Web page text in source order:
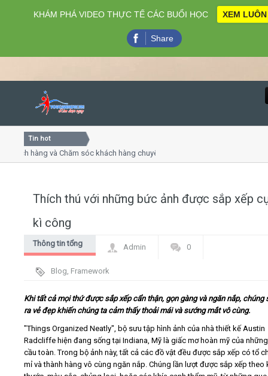
Close
Home
Video
Kiến thức
Liên hệ - Đăng ký
Tin hot
hàng và Chăm sóc khách hàng chuyên nghiệp
Thích thú với những bức ảnh được sắp xếp
kì công
Thông tin tổng
Admin 0
Blog, Framework
Khi tất cả mọi thứ được sắp xếp cẩn thận, gọn gàng và ngăn nắp, chúng
ra vẻ đẹp khiến chúng ta cảm thấy thoải mái và sướng mắt vô cùng.
"Things Organized Neatly", bộ sưu tập hình ảnh của nhà thiết kế Austin
Radcliffe hiện đang sống tại Indiana, Mỹ là giấc mơ hoàn mỹ của
cầu toàn. Trong bộ ảnh này, tất cả các đồ vật đều được sắp xếp có tổ
mỉ và thành hàng vô cùng ngăn nắp. Chúng lần lượt được sắp xếp theo
KHÁM PHÁ VIDEO THỰC TẾ CÁC BUỔI HỌC XEM LUÔN
Share